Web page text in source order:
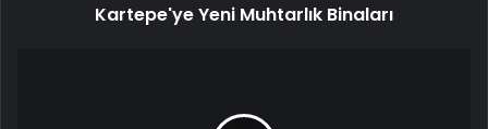
Kartepe'ye Yeni Muhtarlık Binaları